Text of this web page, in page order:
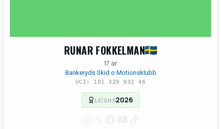
RUNAR FOKKELMAN
17 ar
Bankeryds Skid o Motionsklubb
UCI: 101 329 932 46
LICENS2026